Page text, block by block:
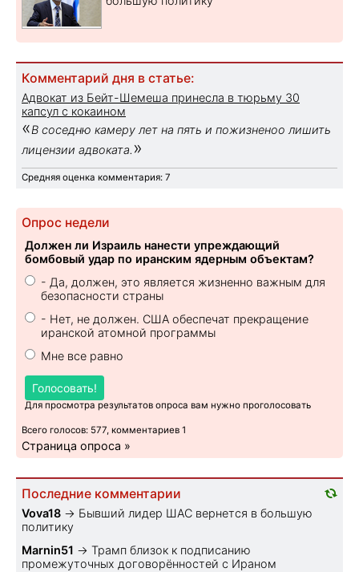
Комментарий дня в статье:
Адвокат из Бейт-Шемеша принесла в тюрьму 30
капсул с кокаином
«В соседню камеру лет на пять и пожизненоо лишить
лицензии адвоката. »
Средняя оценка комментария: 7
Опрос недели
Должен ли Израиль нанести упреждающий
бомбовый удар по иранским ядерным объектам?
- Да, должен, это является жизненно важным для
безопасности страны
- Нет, не должен. США обеспечат прекращение
иранской атомной программы
Мне все равно
Голосовать!
Для просмотра результатов опроса вам нужно проголосовать
Всего голосов: 577, комментариев 1
Страница опроса »
Последние комментарии
Vova18 → Бывший лидер ШАС вернется в большую
политику
Marnin51 → Трамп близок к подписанию
промежуточных договорённостей с Ираном